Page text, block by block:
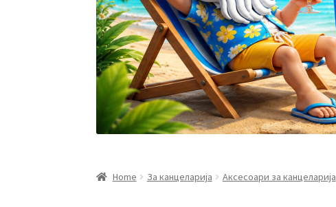
Home За канцеларија Аксесоари за канцеларија